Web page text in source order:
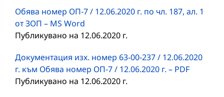
Обява номер ОП-7 / 12.06.2020 г. по чл. 187, ал. 1
от ЗОП – MS Word
Публикувано на 12.06.2020 г.
Документация изх. номер 63-00-237 / 12.06.2020
г. към Обява номер ОП-7 / 12.06.2020 г. – PDF
Публикувано на 12.06.2020 г.